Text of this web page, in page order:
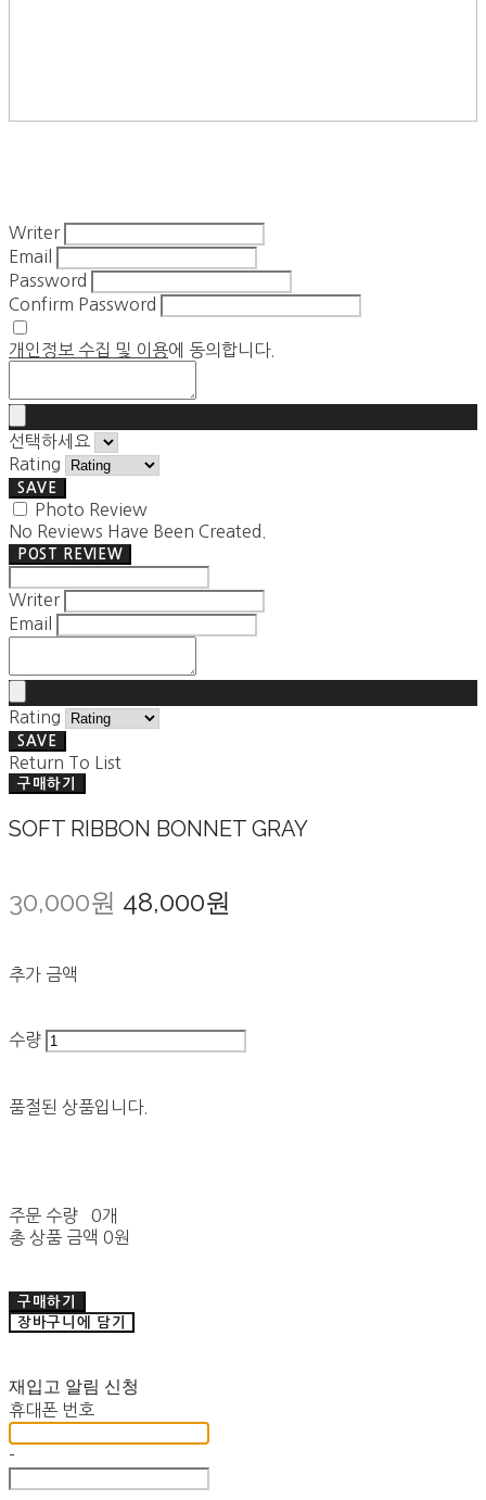
Writer
Email
Password
Confirm Password
개인정보 수집 및 이용에 동의합니다.
선택하세요
Rating
SAVE
Photo Review
No Reviews Have Been Created.
POST REVIEW
Writer
Email
Rating
SAVE
Return To List
구매하기
SOFT RIBBON BONNET GRAY
30,000원 48,000원
추가 금액
수량
품절된 상품입니다.
주문 수량
0개
총 상품 금액 0원
구매하기
장바구니에 담기
재입고 알림 신청
휴대폰 번호
-